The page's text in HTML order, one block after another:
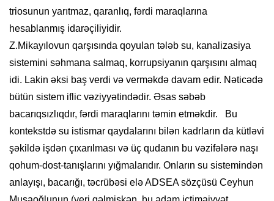
triosunun yarıtmaz, qaranlıq, fərdi maraqlarına
hesablanmış idarəçiliyidir.
Z.Mikayılovun qarşısında qoyulan tələb su, kanalizasiya
sistemini səhmana salmaq, korrupsiyanın qarşısını almaq
idi. Lakin əksi baş verdi və verməkdə davam edir. Nəticədə
bütün sistem iflic vəziyyətindədir. Əsas səbəb
bacarıqsızlıqdır, fərdi maraqlarını təmin etməkdir. Bu
kontekstdə su istismar qaydalarını bilən kadrların da kütləvi
şəkildə işdən çıxarılması və üç qudanın bu vəzifələrə naşı
qohum-dost-tanışlarını yığmalarıdır. Onların su sistemindən
anlayışı, bacarığı, təcrübəsi elə ADSEA sözçüsü Ceyhun